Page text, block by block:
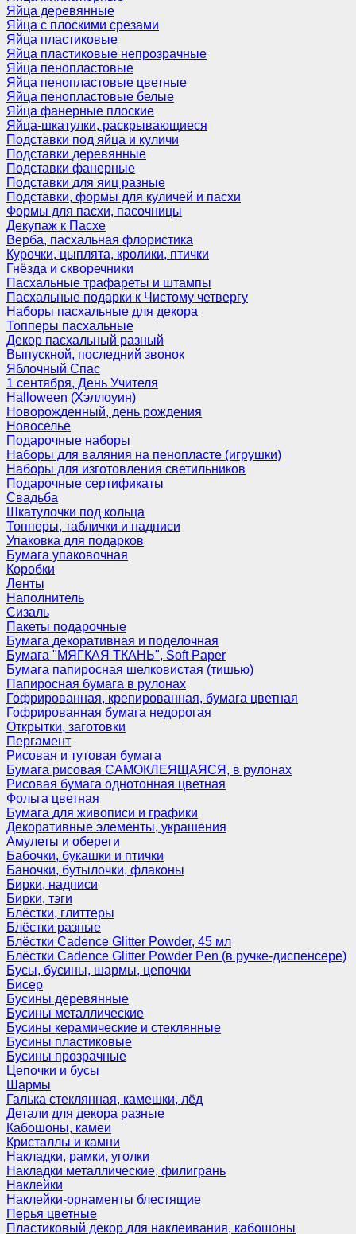
Яйца деревянные
Яйца с плоскими срезами
Яйца пластиковые
Яйца пластиковые непрозрачные
Яйца пенопластовые
Яйца пенопластовые цветные
Яйца пенопластовые белые
Яйца фанерные плоские
Яйца-шкатулки, раскрывающиеся
Подставки под яйца и куличи
Подставки деревянные
Подставки фанерные
Подставки для яиц разные
Подставки, формы для куличей и пасхи
Формы для пасхи, пасочницы
Декупаж к Пасхе
Верба, пасхальная флористика
Курочки, цыплята, кролики, птички
Гнёзда и скворечники
Пасхальные трафареты и штампы
Пасхальные подарки к Чистому четвергу
Наборы пасхальные для декора
Топперы пасхальные
Декор пасхальный разный
Выпускной, последний звонок
Яблочный Спас
1 сентября, День Учителя
Halloween (Хэллоуин)
Новорожденный, день рождения
Новоселье
Подарочные наборы
Наборы для валяния на пенопласте (игрушки)
Наборы для изготовления светильников
Подарочные сертификаты
Свадьба
Шкатулочки под кольца
Топперы, таблички и надписи
Упаковка для подарков
Бумага упаковочная
Коробки
Ленты
Наполнитель
Сизаль
Пакеты подарочные
Бумага декоративная и поделочная
Бумага "МЯГКАЯ ТКАНЬ", Soft Paper
Бумага папиросная шелковистая (тишью)
Папиросная бумага в рулонах
Гофрированная, крепированная, бумага цветная
Гофрированная бумага недорогая
Открытки, заготовки
Пергамент
Рисовая и тутовая бумага
Бумага рисовая САМОКЛЕЯЩАЯСЯ, в рулонах
Рисовая бумага однотонная цветная
Фольга цветная
Бумага для живописи и графики
Декоративные элементы, украшения
Амулеты и обереги
Бабочки, букашки и птички
Баночки, бутылочки, флаконы
Бирки, надписи
Бирки, тэги
Блёстки, глиттеры
Блёстки разные
Блёстки Cadence Glitter Powder, 45 мл
Блёстки Cadence Glitter Powder Pen (в ручке-диспенсере)
Бусы, бусины, шармы, цепочки
Бисер
Бусины деревянные
Бусины металлические
Бусины керамические и стеклянные
Бусины пластиковые
Бусины прозрачные
Цепочки и бусы
Шармы
Галька стеклянная, камешки, лёд
Детали для декора разные
Кабошоны, камеи
Кристаллы и камни
Накладки, рамки, уголки
Накладки металлические, филигрань
Наклейки
Наклейки-орнаменты блестящие
Перья цветные
Пластиковый декор для наклеивания, кабошоны